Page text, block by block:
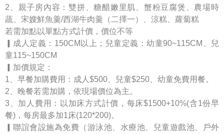
2、親子房內容：雙拼、糖醋嫩里肌、蟹粉豆腐煲、農場時
蔬、宋嫂鮮魚羹/西湖牛肉羹（二擇一）、涼糕、蘿蔔糕
若需加點以單點方式計價，價位不等
▎成人定義：150CM以上；兒童定義：幼童90~115CM、兒
童115~150CM
▎加價規定：
1、早餐加購費用：成人$500、兒童$250、幼童免費用餐。
2、晚餐若需加購，依現場價位為主。
3、加人費用：以加床方式計價，每床$1500+10%(含1份早
餐)，每房最多加1床(120*200)。
▎聯誼會設施為免費（游泳池、水療池、兒童遊戲池、戶外